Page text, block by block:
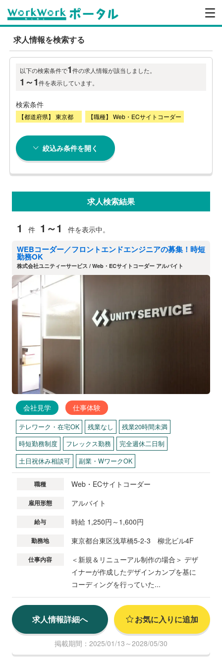
求人情報を検索する
以下の検索条件で1件の求人情報が該当しました。
1～1件を表示しています。
検索条件
【都道府県】 東京都 【職種】 Web・ECサイトコーダー
絞込み条件を開く
求人検索結果
1 件 1～1 件を表示中。
WEBコーダー／フロントエンドエンジニアの募集！時短
勤務OK
株式会社ユニティーサービス / Web・ECサイトコーダー アルバイト
会社見学 仕事体験
テレワーク・在宅OK 残業なし
残業20時間未満
時短勤務制度
フレックス勤務
完全週休二日制
土日祝休み相談可
副業・WワークOK
職種 Web・ECサイトコーダー
雇用形態 アルバイト
給与 時給 1,250円～1,600円
勤務地 東京都台東区浅草橋5-2-3 柳北ビル4F
仕事内容
＜新規＆リニューアル制作の場合＞ デザ
イナーが作成したデザインカンプを基に
コーディングを行っていた...
求人情報詳細へ お気に入りに追加
掲載期間：2025/01/13～2028/05/30